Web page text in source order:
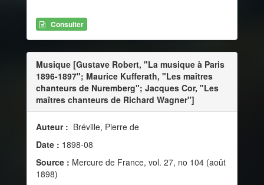
Consulter
Musique [Gustave Robert, "La musique à Paris
1896-1897"; Maurice Kufferath, "Les maîtres
chanteurs de Nuremberg"; Jacques Cor, "Les
maîtres chanteurs de Richard Wagner"]
Auteur : Bréville, Pierre de
Date : 1898-08
Source : Mercure de France, vol. 27, no 104 (août
1898)